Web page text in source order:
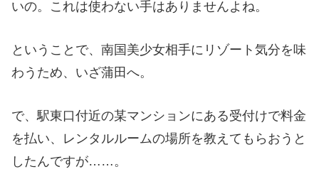
いの。これは使わない手はありませんよね。
ということで、南国美少女相手にリゾート気分を味
わうため、いざ蒲田へ。
で、駅東口付近の某マンションにある受付けで料金
を払い、レンタルルームの場所を教えてもらおうと
したんですが……。